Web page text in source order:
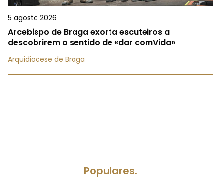
5 agosto 2026
Arcebispo de Braga exorta escuteiros a
descobrirem o sentido de «dar comVida»
Arquidiocese de Braga
Populares.